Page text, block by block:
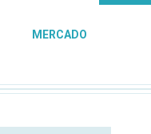
MERCADO